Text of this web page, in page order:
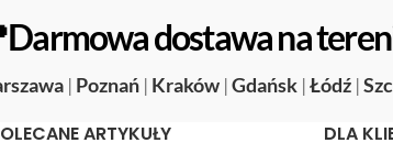
dostawa na
| Poznań | Kraków |Gdańsk |Łódź |
ARTYKUŁY DLA